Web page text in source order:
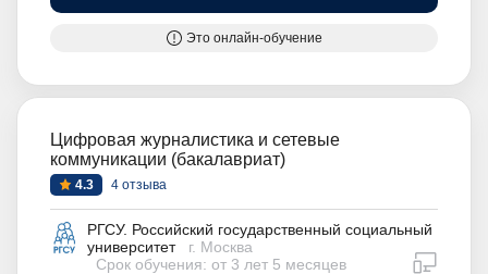
Это онлайн-обучение
Цифровая журналистика и сетевые
коммуникации (бакалавриат)
4.3 4 отзыва
РГСУ. Российский государственный социальный
университет
г. Москва
Срок обучения: от 3 лет 5 месяцев